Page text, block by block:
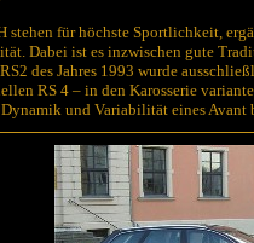
stehen für höchste Sportlichkeit,
Dabei ist es inzwischen gute
des Jahres 1993 wurde
RS 4 – in den Karosserie
und Variabilität eines Avant